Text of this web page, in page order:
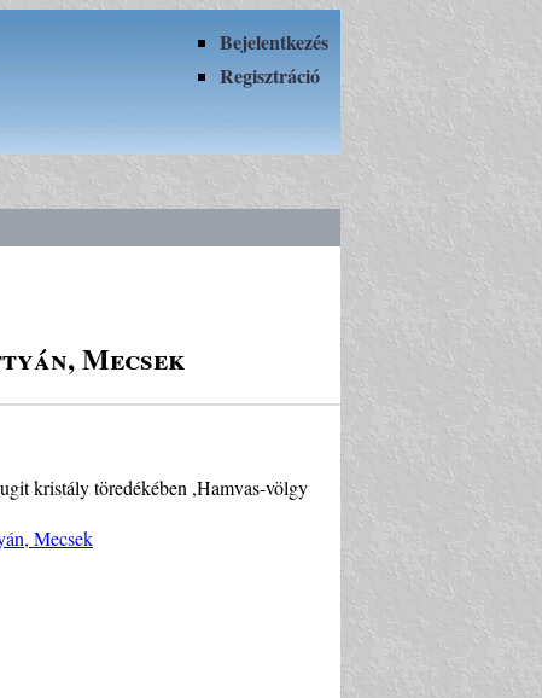
Bejelentkezés
Regisztráció
Mecsek
kristály töredékében ,Hamvas-völgy
Mecsek